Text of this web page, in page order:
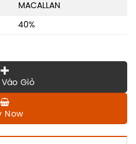
MACALLAN
40%
Giỏ
Now